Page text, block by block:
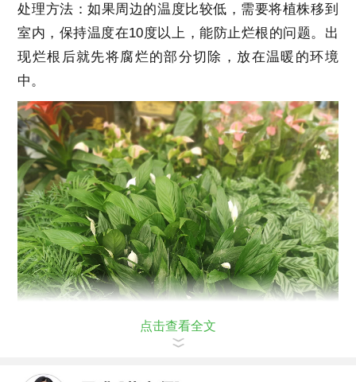
处理方法：如果周边的温度比较低，需要将植株移到
室内，保持温度在10度以上，能防止烂根的问题。出
现烂根后就先将腐烂的部分切除，放在温暖的环境
中。
点击查看全文